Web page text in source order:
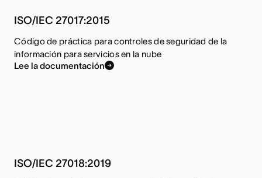
ISO/IEC 27017:2015
Código de práctica para controles de seguridad de la
información para servicios en la nube
Lee la documentación
ISO/IEC 27018:2019